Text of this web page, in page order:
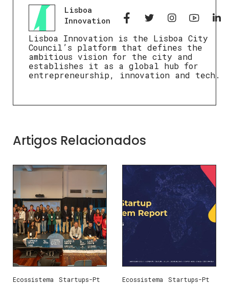
Lisboa
Innovation
Lisboa Innovation is the Lisboa City
Council’s platform that defines the
ambitious vision for the city and
establishes it as a global hub for
entrepreneurship, innovation and tech.
Artigos Relacionados
Ecossistema Startups-Pt Ecossistema Startups-Pt